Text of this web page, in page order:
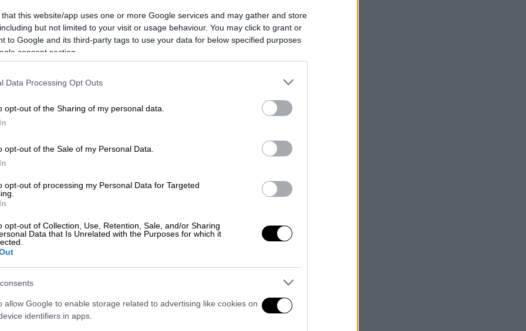
that this website/app uses one or more Google services and may gather and store
but not limited to your visit or usage behaviour. You may click to grant or
to Google and its third-party tags to use your data for below specified purposes
consent section.
Data Processing Opt Outs
opt-out of the Sharing of my personal data.
opt-out of the Sale of my Personal Data.
opt-out of processing my Personal Data for Targeted
opt-out of Collection, Use, Retention, Sale, and/or Sharing
Data that Is Unrelated with the Purposes for which it
allow Google to enable storage related to advertising like cookies on
identifiers in apps.
15:00 το μεσημέρι
13:00 από Κύμη για Αθήνα, γεμάτο με
από την Ερέτρια.
με αποτέλεσμα να πέσει
τη σύγκρουση ο 69χρονος οδηγός του
οι δυνάμεις της πυροσβεστικής
από την άμορφη μάζα στην οποία